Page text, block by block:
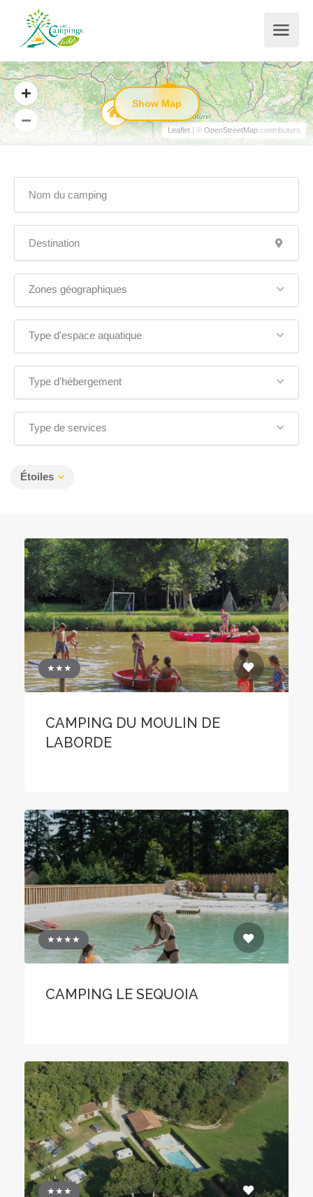
Zones géographiques
Type d'espace aquatique
Type d'hébergement
Type de services
Étoiles
★★★
CAMPING DU MOULIN DE
LABORDE
★★★★
CAMPING LE SEQUOIA
★★★
4
Leaflet | © OpenStreetMap contributors
Show Map